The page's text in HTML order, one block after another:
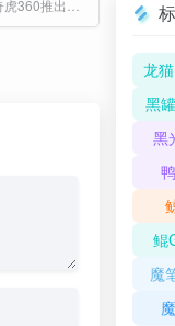
龙猫
黑
黑
鲲
魔